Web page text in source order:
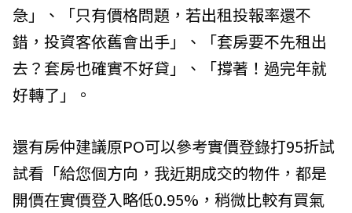
急」、「只有價格問題，若出租投報率還不
錯，投資客依舊會出手」、「套房要不先租出
去？套房也確實不好貸」、「撐著！過完年就
好轉了」。
還有房仲建議原PO可以參考實價登錄打95折試
試看「給您個方向，我近期成交的物件，都是
開價在實價登入略低0.95%，稍微比較有買氣